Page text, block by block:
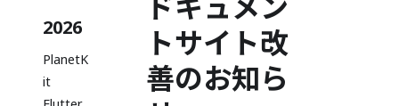
2026
PlanetK
it
トサイト改
善のお知ら